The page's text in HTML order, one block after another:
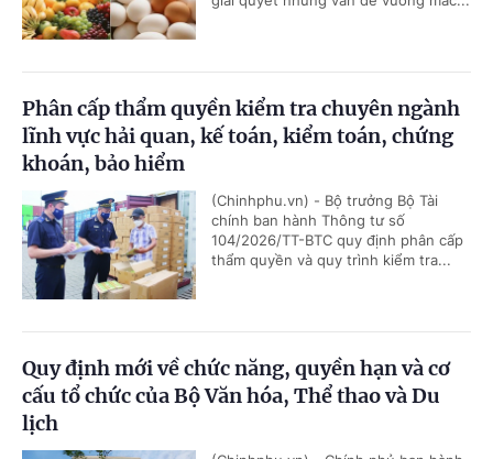
Phân cấp thẩm quyền kiểm tra chuyên ngành
lĩnh vực hải quan, kế toán, kiểm toán, chứng
khoán, bảo hiểm
(Chinhphu.vn) - Bộ trưởng Bộ Tài
chính ban hành Thông tư số
104/2026/TT-BTC quy định phân cấp
thẩm quyền và quy trình kiểm tra...
Quy định mới về chức năng, quyền hạn và cơ
cấu tổ chức của Bộ Văn hóa, Thể thao và Du
lịch